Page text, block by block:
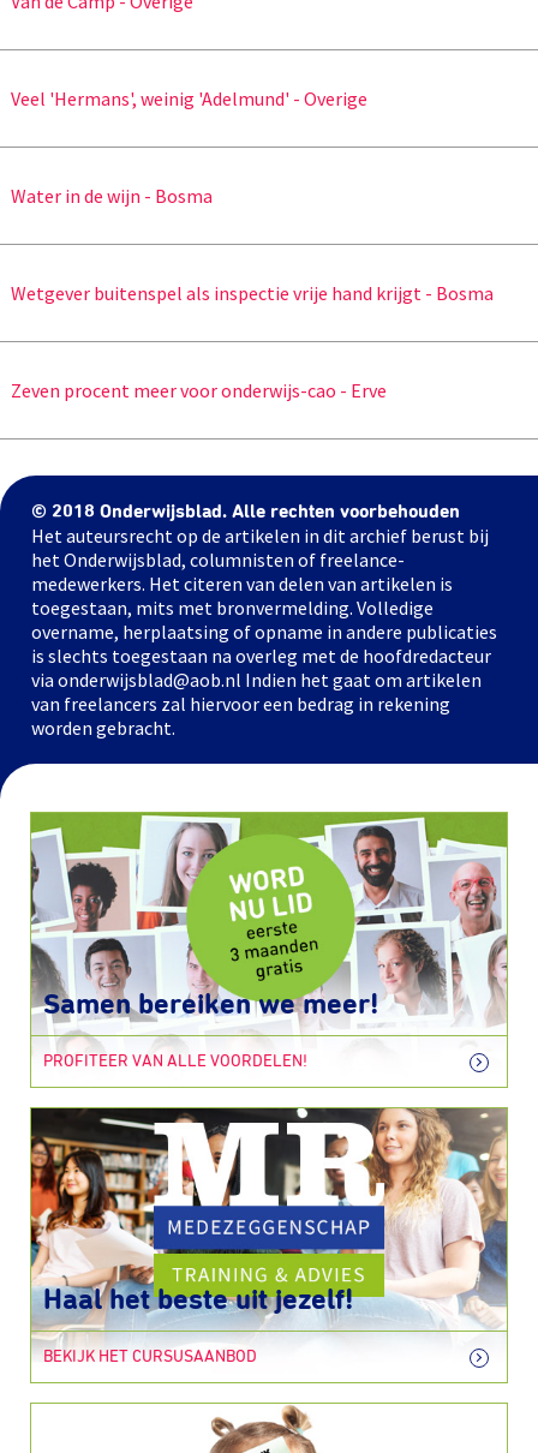
Veel 'Hermans', weinig 'Adelmund' - Overige
Water in de wijn - Bosma
Wetgever buitenspel als inspectie vrije hand krijgt - Bosma
Zeven procent meer voor onderwijs-cao - Erve
© 2018 Onderwijsblad. Alle rechten voorbehouden
Het auteursrecht op de artikelen in dit archief berust bij
het Onderwijsblad, columnisten of freelance-
medewerkers. Het citeren van delen van artikelen is
toegestaan, mits met bronvermelding. Volledige
overname, herplaatsing of opname in andere publicaties
is slechts toegestaan na overleg met de hoofdredacteur
via onderwijsblad@aob.nl Indien het gaat om artikelen
van freelancers zal hiervoor een bedrag in rekening
worden gebracht.
Samen bereiken we meer!
PROFITEER VAN ALLE VOORDELEN!
Haal het beste uit jezelf!
BEKIJK HET CURSUSAANBOD